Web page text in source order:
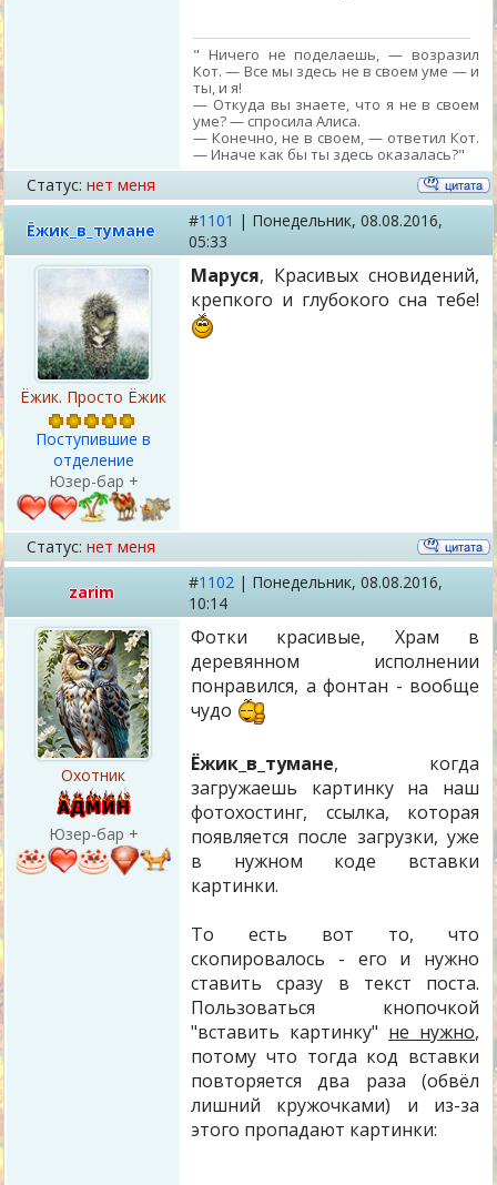
" Ничего не поделаешь, — возразил
Кот. — Все мы здесь не в своем уме — и
ты, и я!
— Откуда вы знаете, что я не в своем
уме? — спросила Алиса.
— Конечно, не в своем, — ответил Кот.
— Иначе как бы ты здесь оказалась?"
Статус: нет меня
Ёжик_в_тумане #1101 | Понедельник, 08.08.2016,
05:33
Ёжик. Просто Ёжик
Поступившие в
отделение
Юзер-бар +
Маруся, Красивых сновидений,
крепкого и глубокого сна тебе!
Статус: нет меня
zarim #1102 | Понедельник, 08.08.2016,
10:14
Охотник
Юзер-бар +
Фотки красивые, Храм в
деревянном исполнении
понравился, а фонтан - вообще
чудо
Ёжик_в_тумане, когда
загружаешь картинку на наш
фотохостинг, ссылка, которая
появляется после загрузки, уже
в нужном коде вставки
картинки.
То есть вот то, что
скопировалось - его и нужно
ставить сразу в текст поста.
Пользоваться кнопочкой
"вставить картинку" не нужно,
потому что тогда код вставки
повторяется два раза (обвёл
лишний кружочками) и из-за
этого пропадают картинки: